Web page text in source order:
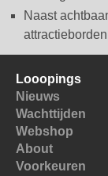
Naast
Looopings
Nieuws
Wachttijden
Webshop
About
Voorkeuren